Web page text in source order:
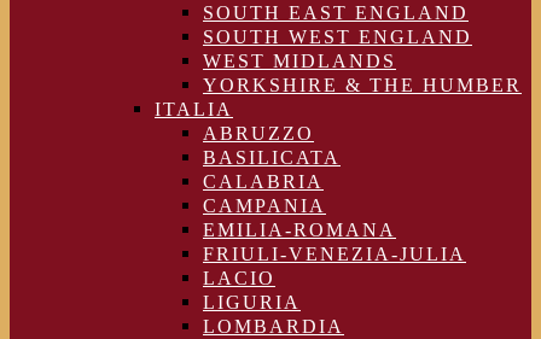
SOUTH EAST ENGLAND
SOUTH WEST ENGLAND
WEST MIDLANDS
YORKSHIRE & THE HUMBER
ITALIA
ABRUZZO
BASILICATA
CALABRIA
CAMPANIA
EMILIA-ROMANA
FRIULI-VENEZIA-JULIA
LACIO
LIGURIA
LOMBARDIA